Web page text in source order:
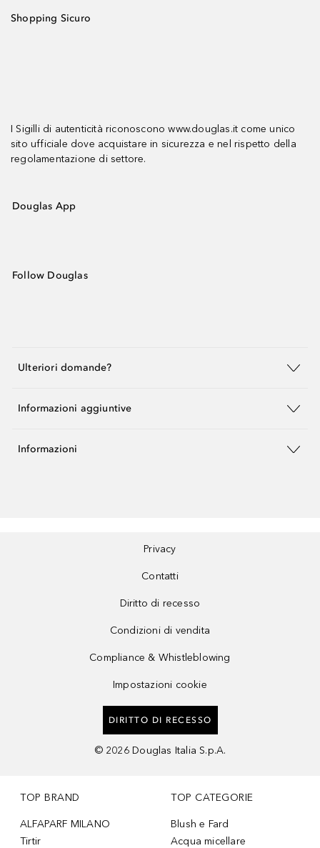
Shopping Sicuro
I Sigilli di autenticità riconoscono www.douglas.it come unico
sito ufficiale dove acquistare in sicurezza e nel rispetto della
regolamentazione di settore.
Douglas App
Follow Douglas
Ulteriori domande?
Informazioni aggiuntive
Informazioni
Privacy
Contatti
Diritto di recesso
Condizioni di vendita
Compliance & Whistleblowing
Impostazioni cookie
DIRITTO DI RECESSO
© 2026 Douglas Italia S.p.A.
TOP BRAND
ALFAPARF MILANO
Tirtir
TOP CATEGORIE
Blush e Fard
Acqua micellare